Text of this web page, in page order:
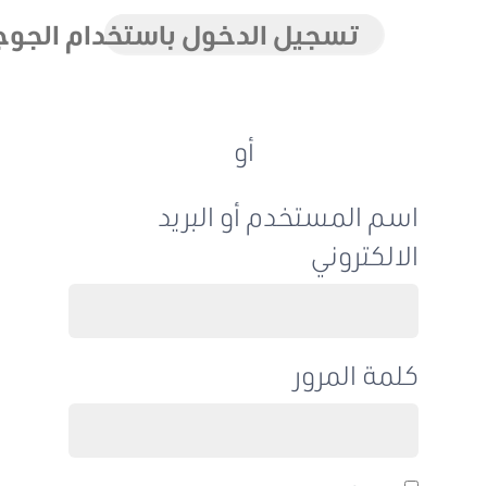
تسجيل الدخول باستخدام الجوجل
اسم المستخدم أو البريد
الالكتروني
كلمة المرور